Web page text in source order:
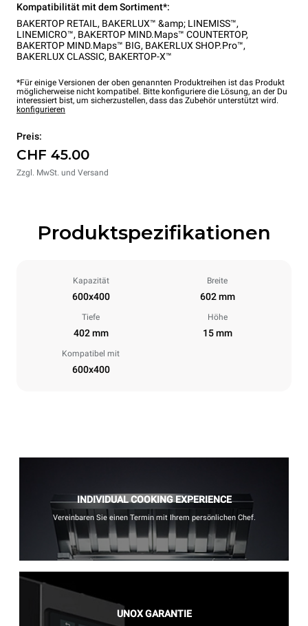
Kompatibilität mit dem Sortiment*:
BAKERTOP RETAIL , BAKERLUX™ &amp; LINEMISS™,
LINEMICRO™, BAKERTOP MIND.Maps™ COUNTERTOP,
BAKERTOP MIND.Maps™ BIG, BAKERLUX SHOP.Pro™,
BAKERLUX CLASSIC, BAKERTOP-X™
*Für einige Versionen der oben genannten Produktreihen ist das Produkt
möglicherweise nicht kompatibel. Bitte konfiguriere die Lösung, an der Du
interessiert bist, um sicherzustellen, dass das Zubehör unterstützt wird.
konfigurieren
Preis:
CHF 45.00
Zzgl. MwSt. und Versand
Produktspezifikationen
Kapazität
600x400
Breite
602 mm
Tiefe
402 mm
Höhe
15 mm
Kompatibel mit
600x400
INDIVIDUAL COOKING EXPERIENCE
Vereinbaren Sie einen Termin mit Ihrem persönlichen Chef.
UNOX GARANTIE